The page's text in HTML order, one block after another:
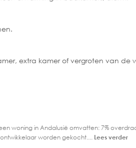
extra kamer of vergroten van de
woning in Andalusië omvatten: 7%
worden gekocht.... Lees verder